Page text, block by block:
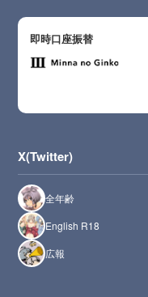
即時口座振替
X(Twitter)
全年齢
English R18
広報